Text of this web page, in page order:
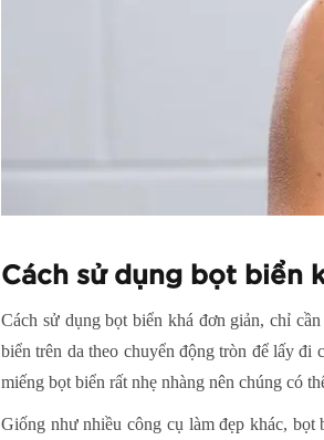
Cách sử dụng bọt biển
Cách sử dụng bọt biển khá đơn giản, chỉ
biển trên da theo chuyển động tròn để lấy đi
miếng bọt biển rất nhẹ nhàng nên chúng có
Giống như nhiều công cụ làm đẹp khác,